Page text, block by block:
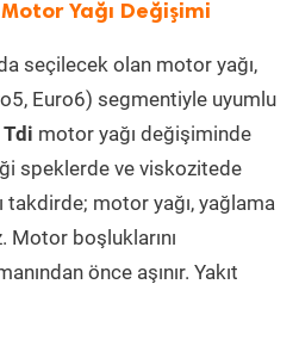
Yağı Değişimi
seçilecek olan motor yağı,
Euro6) segmentiyle uyumlu
motor yağı değişiminde
speklerde ve viskozitede
takdirde; motor yağı, yağlama
Motor boşluklarını
önce aşınır. Yakıt